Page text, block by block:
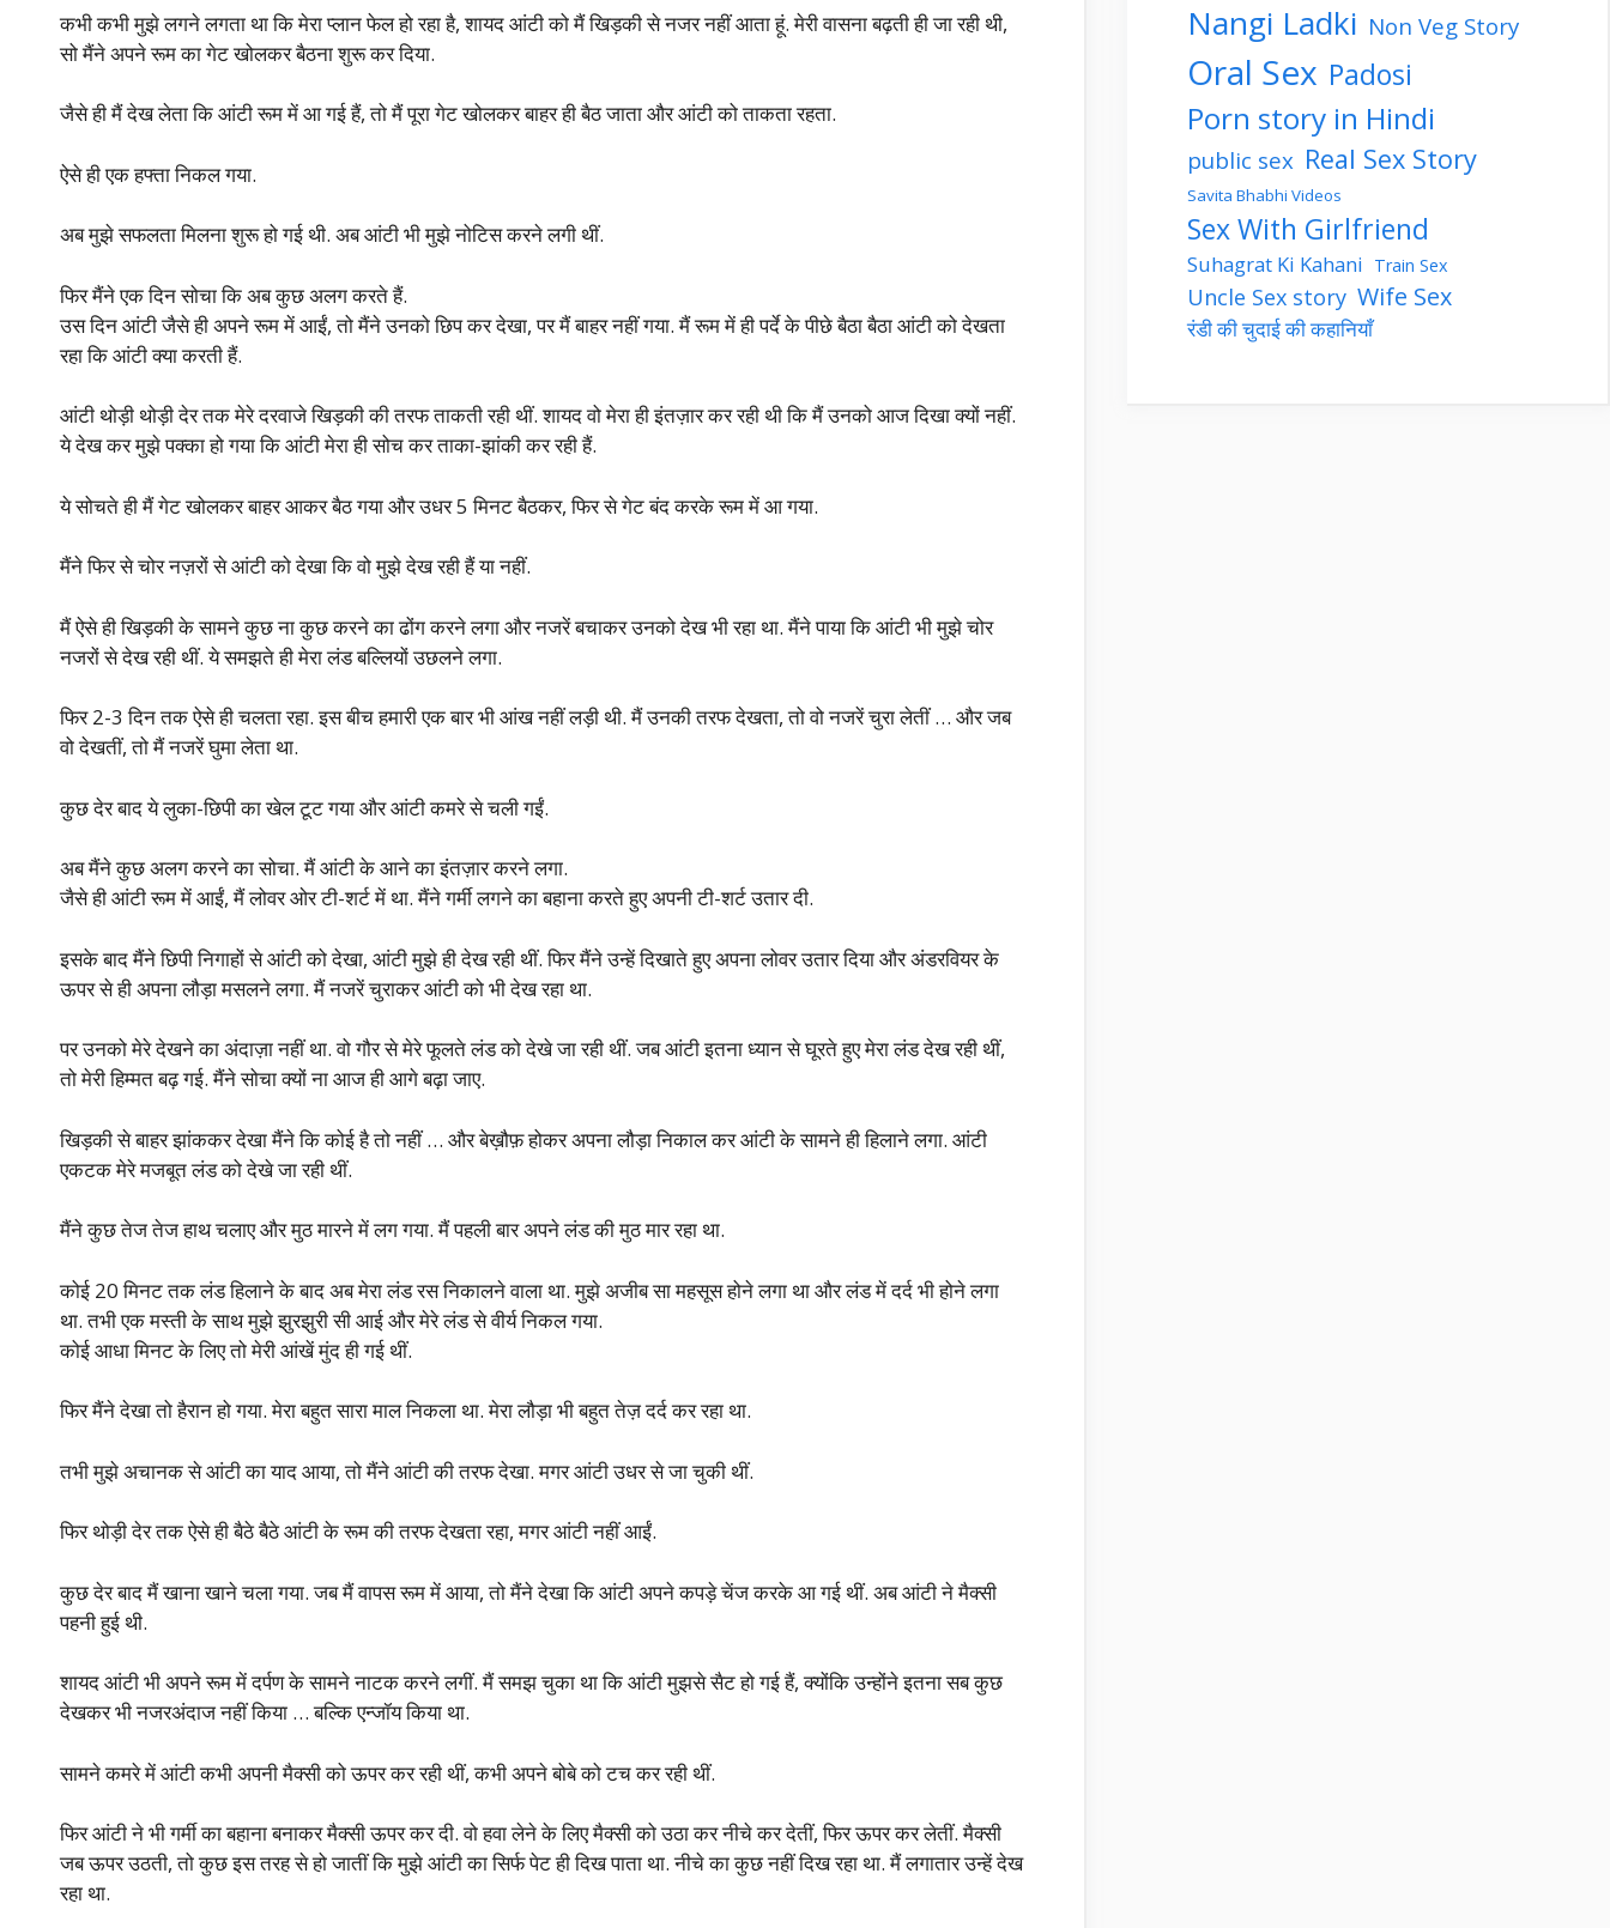
कभी कभी मुझे लगने लगता था कि मेरा प्लान फेल हो रहा है, शायद आंटी को मैं खिड़की से नजर नहीं आता हूं. मेरी वासना बढ़ती ही जा रही थी,
सो मैंने अपने रूम का गेट खोलकर बैठना शुरू कर दिया.
जैसे ही मैं देख लेता कि आंटी रूम में आ गई हैं, तो मैं पूरा गेट खोलकर बाहर ही बैठ जाता और आंटी को ताकता रहता.
ऐसे ही एक हफ्ता निकल गया.
अब मुझे सफलता मिलना शुरू हो गई थी. अब आंटी भी मुझे नोटिस करने लगी थीं.
फिर मैंने एक दिन सोचा कि अब कुछ अलग करते हैं.
उस दिन आंटी जैसे ही अपने रूम में आईं, तो मैंने उनको छिप कर देखा, पर मैं बाहर नहीं गया. मैं रूम में ही पर्दे के पीछे बैठा बैठा आंटी को देखता
रहा कि आंटी क्या करती हैं.
आंटी थोड़ी थोड़ी देर तक मेरे दरवाजे खिड़की की तरफ ताकती रही थीं. शायद वो मेरा ही इंतज़ार कर रही थी कि मैं उनको आज दिखा क्यों नहीं.
ये देख कर मुझे पक्का हो गया कि आंटी मेरा ही सोच कर ताका-झांकी कर रही हैं.
ये सोचते ही मैं गेट खोलकर बाहर आकर बैठ गया और उधर 5 मिनट बैठकर, फिर से गेट बंद करके रूम में आ गया.
मैंने फिर से चोर नज़रों से आंटी को देखा कि वो मुझे देख रही हैं या नहीं.
मैं ऐसे ही खिड़की के सामने कुछ ना कुछ करने का ढोंग करने लगा और नजरें बचाकर उनको देख भी रहा था. मैंने पाया कि आंटी भी मुझे चोर
नजरों से देख रही थीं. ये समझते ही मेरा लंड बल्लियों उछलने लगा.
फिर 2-3 दिन तक ऐसे ही चलता रहा. इस बीच हमारी एक बार भी आंख नहीं लड़ी थी. मैं उनकी तरफ देखता, तो वो नजरें चुरा लेतीं … और जब
वो देखतीं, तो मैं नजरें घुमा लेता था.
कुछ देर बाद ये लुका-छिपी का खेल टूट गया और आंटी कमरे से चली गईं.
अब मैंने कुछ अलग करने का सोचा. मैं आंटी के आने का इंतज़ार करने लगा.
जैसे ही आंटी रूम में आईं, मैं लोवर ओर टी-शर्ट में था. मैंने गर्मी लगने का बहाना करते हुए अपनी टी-शर्ट उतार दी.
इसके बाद मैंने छिपी निगाहों से आंटी को देखा, आंटी मुझे ही देख रही थीं. फिर मैंने उन्हें दिखाते हुए अपना लोवर उतार दिया और अंडरवियर के
ऊपर से ही अपना लौड़ा मसलने लगा. मैं नजरें चुराकर आंटी को भी देख रहा था.
पर उनको मेरे देखने का अंदाज़ा नहीं था. वो गौर से मेरे फूलते लंड को देखे जा रही थीं. जब आंटी इतना ध्यान से घूरते हुए मेरा लंड देख रही थीं,
तो मेरी हिम्मत बढ़ गई. मैंने सोचा क्यों ना आज ही आगे बढ़ा जाए.
खिड़की से बाहर झांककर देखा मैंने कि कोई है तो नहीं … और बेख़ौफ़ होकर अपना लौड़ा निकाल कर आंटी के सामने ही हिलाने लगा. आंटी
एकटक मेरे मजबूत लंड को देखे जा रही थीं.
मैंने कुछ तेज तेज हाथ चलाए और मुठ मारने में लग गया. मैं पहली बार अपने लंड की मुठ मार रहा था.
कोई 20 मिनट तक लंड हिलाने के बाद अब मेरा लंड रस निकालने वाला था. मुझे अजीब सा महसूस होने लगा था और लंड में दर्द भी होने लगा
था. तभी एक मस्ती के साथ मुझे झुरझुरी सी आई और मेरे लंड से वीर्य निकल गया.
कोई आधा मिनट के लिए तो मेरी आंखें मुंद ही गई थीं.
फिर मैंने देखा तो हैरान हो गया. मेरा बहुत सारा माल निकला था. मेरा लौड़ा भी बहुत तेज़ दर्द कर रहा था.
तभी मुझे अचानक से आंटी का याद आया, तो मैंने आंटी की तरफ देखा. मगर आंटी उधर से जा चुकी थीं.
फिर थोड़ी देर तक ऐसे ही बैठे बैठे आंटी के रूम की तरफ देखता रहा, मगर आंटी नहीं आईं.
कुछ देर बाद मैं खाना खाने चला गया. जब मैं वापस रूम में आया, तो मैंने देखा कि आंटी अपने कपड़े चेंज करके आ गई थीं. अब आंटी ने मैक्सी
पहनी हुई थी.
शायद आंटी भी अपने रूम में दर्पण के सामने नाटक करने लगीं. मैं समझ चुका था कि आंटी मुझसे सैट हो गई हैं, क्योंकि उन्होंने इतना सब कुछ
देखकर भी नजरअंदाज नहीं किया … बल्कि एन्जॉय किया था.
सामने कमरे में आंटी कभी अपनी मैक्सी को ऊपर कर रही थीं, कभी अपने बोबे को टच कर रही थीं.
फिर आंटी ने भी गर्मी का बहाना बनाकर मैक्सी ऊपर कर दी. वो हवा लेने के लिए मैक्सी को उठा कर नीचे कर देतीं, फिर ऊपर कर लेतीं. मैक्सी
जब ऊपर उठती, तो कुछ इस तरह से हो जातीं कि मुझे आंटी का सिर्फ पेट ही दिख पाता था. नीचे का कुछ नहीं दिख रहा था. मैं लगातार उन्हें देख
रहा था.
Nangi Ladki Non Veg Story
Oral Sex Padosi
Porn story in Hindi
public sex Real Sex Story
Savita Bhabhi Videos
Sex With Girlfriend
Suhagrat Ki Kahani Train Sex
Uncle Sex story Wife Sex
रंडी की चुदाई की कहानियाँ